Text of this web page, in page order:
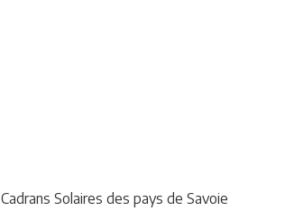
Cadrans Solaires des pays de Savoie